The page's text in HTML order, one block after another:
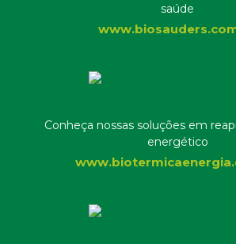
saúde
Conheça nossas soluções em
energético